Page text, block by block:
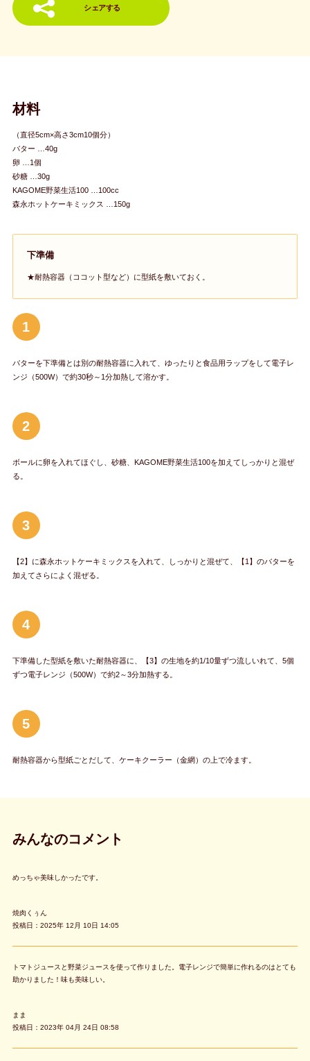
シェアする
材料
（直径5cm×高さ3cm10個分）
バター …40g
卵 …1個
砂糖 …30g
KAGOME野菜生活100 …100cc
森永ホットケーキミックス …150g
下準備
★耐熱容器（ココット型など）に型紙を敷いておく。
1
バターを下準備とは別の耐熱容器に入れて、ゆったりと食品用ラップをして電子レ
ンジ（500W）で約30秒～1分加熱して溶かす。
2
ボールに卵を入れてほぐし、砂糖、KAGOME野菜生活100を加えてしっかりと混ぜ
る。
3
【2】に森永ホットケーキミックスを入れて、しっかりと混ぜて、【1】のバターを
加えてさらによく混ぜる。
4
下準備した型紙を敷いた耐熱容器に、【3】の生地を約1/10量ずつ流しいれて、5個
ずつ電子レンジ（500W）で約2～3分加熱する。
5
耐熱容器から型紙ごとだして、ケーキクーラー（金網）の上で冷ます。
みんなのコメント
めっちゃ美味しかったです。
焼肉くぅん
投稿日：2025年 12月 10日 14:05
トマトジュースと野菜ジュースを使って作りました。電子レンジで簡単に作れるのはとても
助かりました！味も美味しい。
まま
投稿日：2023年 04月 24日 08:58